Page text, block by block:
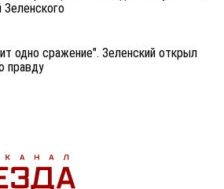
Зеленского
одно сражение". Зеленский открыл
правду